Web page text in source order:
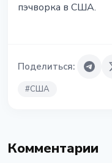
пэчворка в США.
Поделиться:
#США
Комментарии